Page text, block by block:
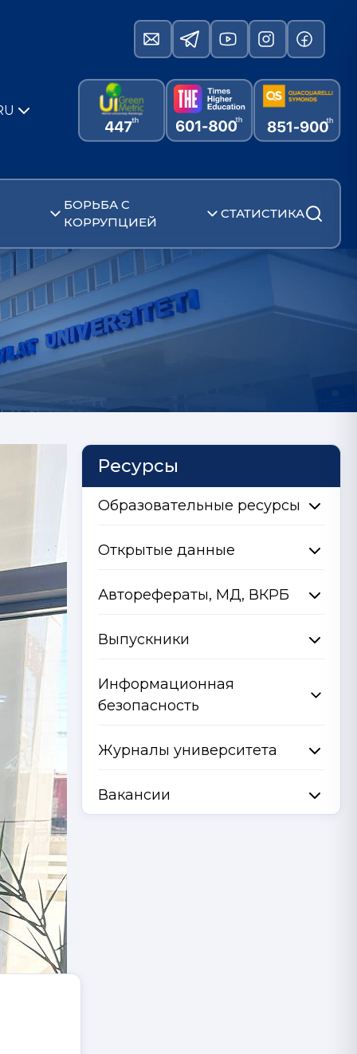
БОРЬБА С
КОРРУПЦИЕЙ
СТАТИСТИКА
Ресурсы
Образовательные ресурсы
Открытые данные
Авторефераты, МД, ВКРБ
Выпускники
Информационная
безопасность
Журналы университета
Вакансии